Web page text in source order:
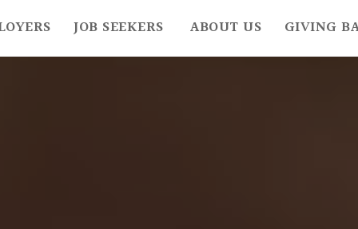
JOB SEEKERS ABOUT US GIVING